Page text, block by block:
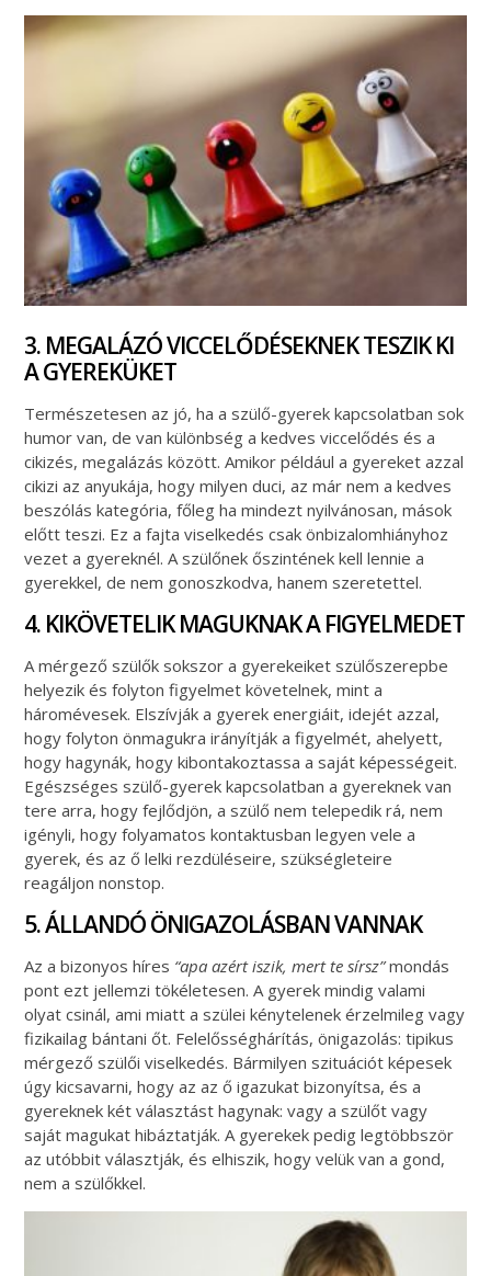
3. MEGALÁZÓ VICCELŐDÉSEKNEK TESZIK KI
A GYEREKÜKET
Természetesen az jó, ha a szülő-gyerek kapcsolatban sok
humor van, de van különbség a kedves viccelődés és a
cikizés, megalázás között. Amikor például a gyereket azzal
cikizi az anyukája, hogy milyen duci, az már nem a kedves
beszólás kategória, főleg ha mindezt nyilvánosan, mások
előtt teszi. Ez a fajta viselkedés csak önbizalomhiányhoz
vezet a gyereknél. A szülőnek őszintének kell lennie a
gyerekkel, de nem gonoszkodva, hanem szeretettel.
4. KIKÖVETELIK MAGUKNAK A FIGYELMEDET
A mérgező szülők sokszor a gyerekeiket szülőszerepbe
helyezik és folyton figyelmet követelnek, mint a
háromévesek. Elszívják a gyerek energiáit, idejét azzal,
hogy folyton önmagukra irányítják a figyelmét, ahelyett,
hogy hagynák, hogy kibontakoztassa a saját képességeit.
Egészséges szülő-gyerek kapcsolatban a gyereknek van
tere arra, hogy fejlődjön, a szülő nem telepedik rá, nem
igényli, hogy folyamatos kontaktusban legyen vele a
gyerek, és az ő lelki rezdüléseire, szükségleteire
reagáljon nonstop.
5. ÁLLANDÓ ÖNIGAZOLÁSBAN VANNAK
Az a bizonyos híres “apa azért iszik, mert te sírsz”mondás
pont ezt jellemzi tökéletesen. A gyerek mindig valami
olyat csinál, ami miatt a szülei kénytelenek érzelmileg vagy
fizikailag bántani őt. Felelősséghárítás, önigazolás: tipikus
mérgező szülői viselkedés. Bármilyen szituációt képesek
úgy kicsavarni, hogy az az ő igazukat bizonyítsa, és a
gyereknek két választást hagynak: vagy a szülőt vagy
saját magukat hibáztatják. A gyerekek pedig legtöbbször
az utóbbit választják, és elhiszik, hogy velük van a gond,
nem a szülőkkel.